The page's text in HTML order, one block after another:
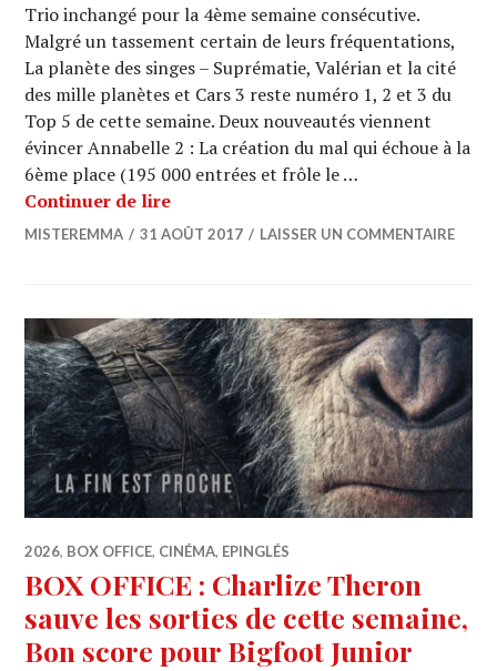
Trio inchangé pour la 4ème semaine consécutive.
Malgré un tassement certain de leurs fréquentations,
La planète des singes – Suprématie, Valérian et la cité
des mille planètes et Cars 3 reste numéro 1, 2 et 3 du
Top 5 de cette semaine. Deux nouveautés viennent
évincer Annabelle 2 : La création du mal qui échoue à la
6ème place (195 000 entrées et frôle le …
Continuer de lireBOX OFFICE : « La Planètes des
MISTEREMMA 31 AOÛT 2017 LAISSER UN COMMENTAIRE
2026, BOX OFFICE, CINÉMA, EPINGLÉS
BOX OFFICE : Charlize Theron
sauve les sorties de cette semaine,
Bon score pour Bigfoot Junior